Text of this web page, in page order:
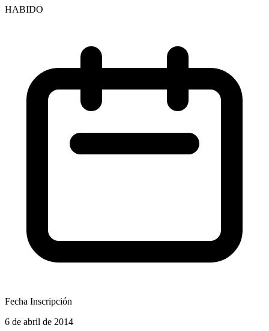
HABIDO
Fecha Inscripción
6 de abril de 2014